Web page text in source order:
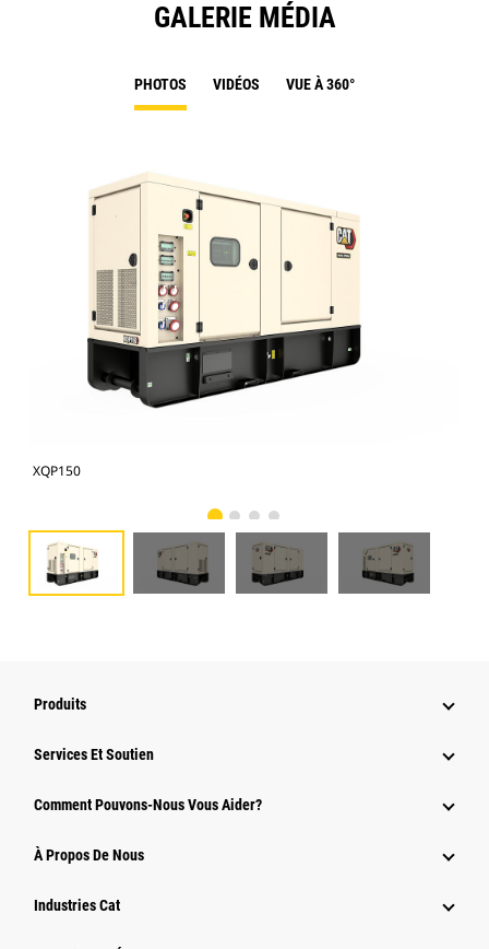
GALERIE MÉDIA
PHOTOS VIDÉOS VUE À 360°
XQP150
Produits
Services Et Soutien
Comment Pouvons-Nous Vous Aider?
À Propos De Nous
Industries Cat